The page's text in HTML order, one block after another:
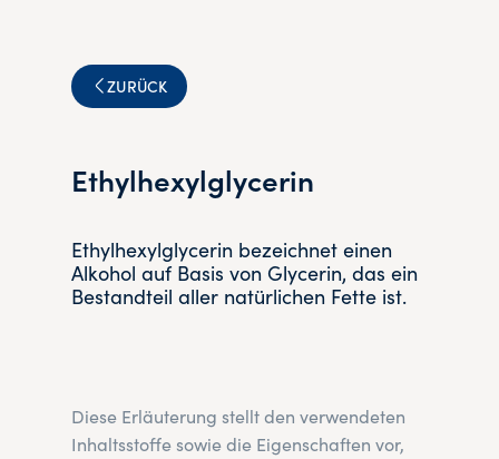
ZURÜCK
Ethylhexylglycerin
Ethylhexylglycerin bezeichnet einen
Alkohol auf Basis von Glycerin, das ein
Bestandteil aller natürlichen Fette ist.
Diese Erläuterung stellt den verwendeten
Inhaltsstoffe sowie die Eigenschaften vor,